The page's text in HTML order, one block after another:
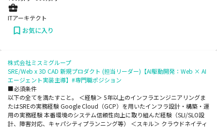
ITアーキテクト
お気に入り
株式会社ミスミグループ
SRE/Web x 3D CAD 新規プロダクト (担当リーダー)【AI駆動開発：Web × AI
エージェント実装主導】#専門職ポジション
■必須条件
以下の全てを満たすこと。 ＜経験＞ 5年以上のインフラエンジニアリングま
たはSREの実務経験 Google Cloud（GCP）を用いたインフラ設計・構築・運
用の実務経験 本番環境のシステム信頼性向上に取り組んだ経験（SLI/SLO設
計、障害対応、キャパシティプランニング等） ＜スキル＞ クラウドネイティ